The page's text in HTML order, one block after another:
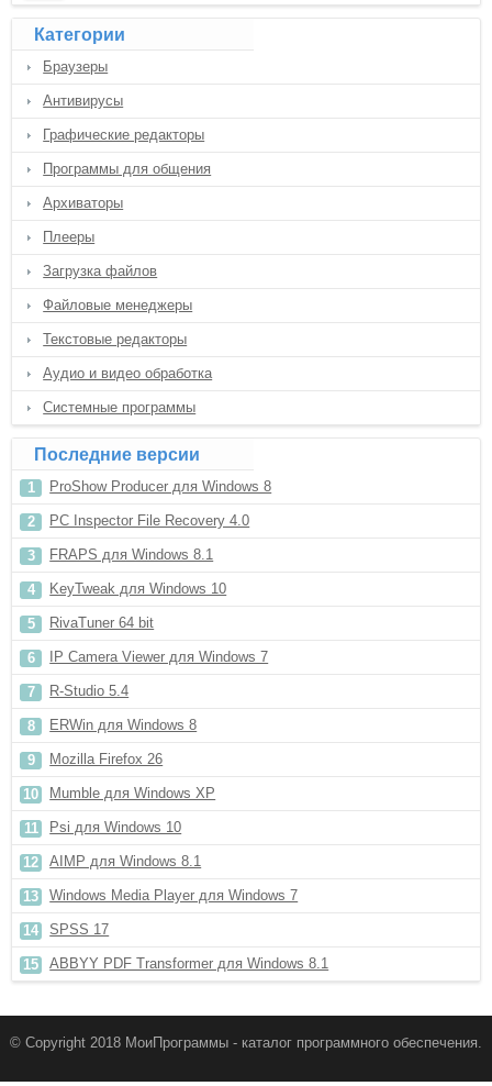
Категории
Браузеры
Антивирусы
Графические редакторы
Программы для общения
Архиваторы
Плееры
Загрузка файлов
Файловые менеджеры
Текстовые редакторы
Аудио и видео обработка
Системные программы
Последние версии
ProShow Producer для Windows 8
PC Inspector File Recovery 4.0
FRAPS для Windows 8.1
KeyTweak для Windows 10
RivaTuner 64 bit
IP Camera Viewer для Windows 7
R-Studio 5.4
ERWin для Windows 8
Mozilla Firefox 26
Mumble для Windows XP
Psi для Windows 10
AIMP для Windows 8.1
Windows Media Player для Windows 7
SPSS 17
ABBYY PDF Transformer для Windows 8.1
© Copyright 2018 МоиПрограммы - каталог программного обеспечения.